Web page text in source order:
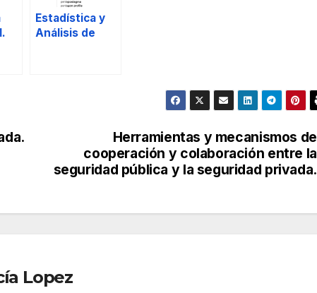
Estadística y
Análisis de
Herramientas y mecanismos de
cooperación y colaboración entre la
seguridad pública y la seguridad privada.
Lopez